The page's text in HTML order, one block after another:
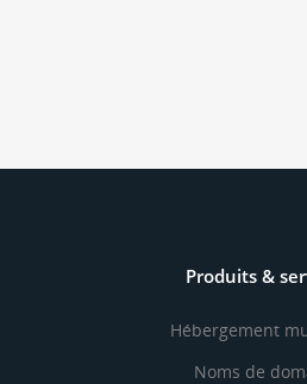
Produits &
Hébergement
Noms de